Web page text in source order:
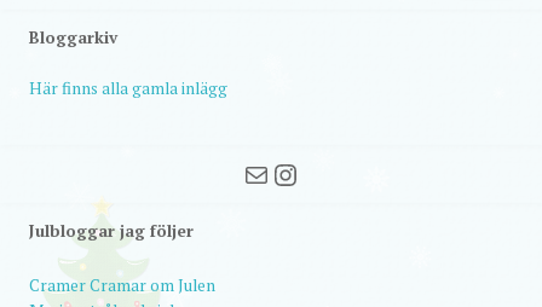
Bloggarkiv
Här finns alla gamla inlägg
MailInstagram
Julbloggar jag följer
Cramer Cramar om Julen